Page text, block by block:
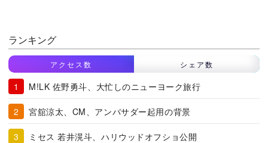
ランキング
アクセス数 シェア数
M!LK 佐野勇斗、大忙しのニューヨーク旅行
宮舘涼太、CM、アンバサダー起用の背景
ミセス 若井滉斗、ハリウッドオフショ公開